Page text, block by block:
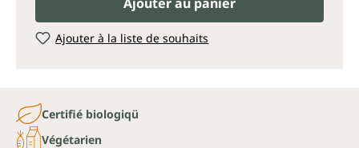
Ajouter à la liste de souhaits
Certifié biologiqü
Végétarien